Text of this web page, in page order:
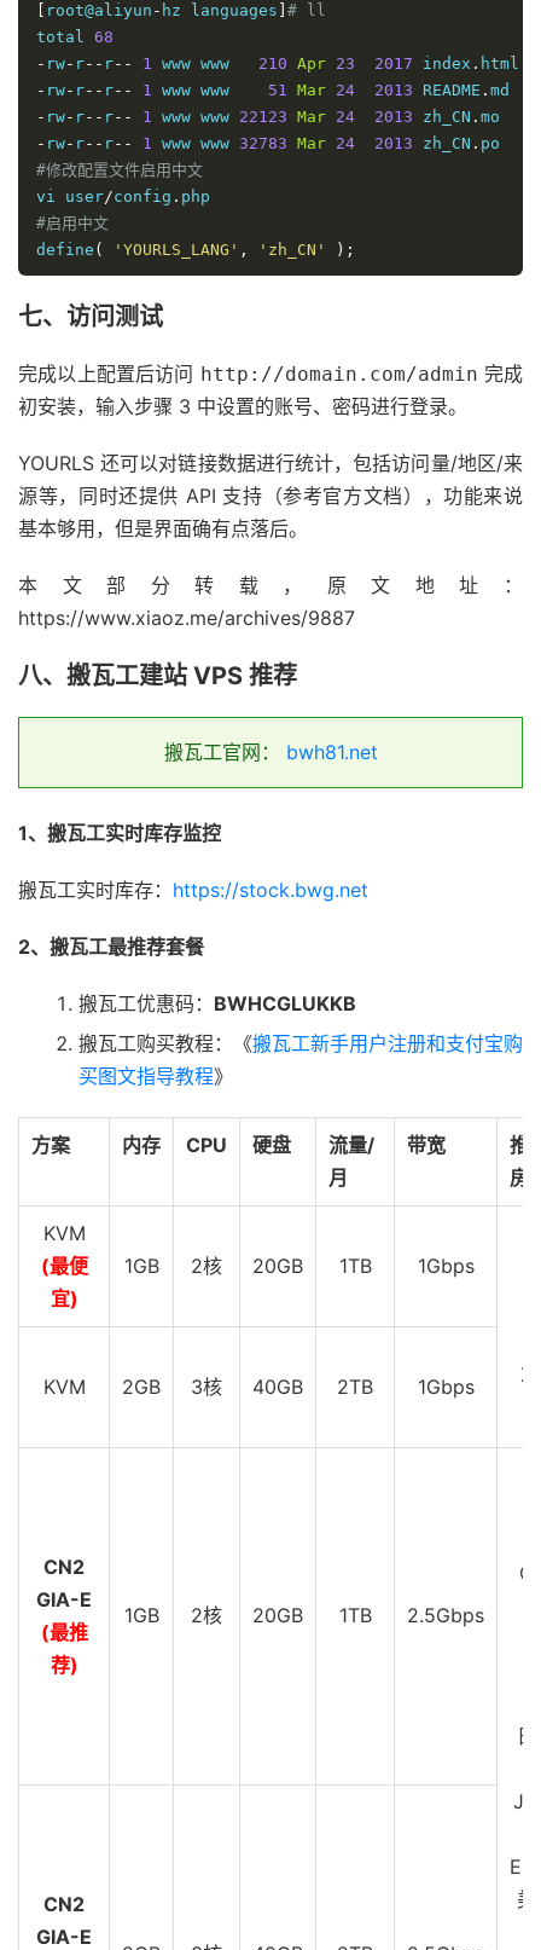
root@aliyun - hz languages # ll
total 68
- rw- r-- r-- 1 www www 210 Apr 23 2017 index .
- rw- r-- r-- 1 www www 51 Mar 24 2013 README .
- rw- r-- r-- 1 www www 22123 Mar 24 2013 zh_CN .
- rw- r-- r-- 1 www www 32783 Mar 24 2013 zh_CN .
#修改配置文件启用中文
vi user/config .
#启用中文
define ( 'YOURLS_LANG' , 'zh_CN' );
七、访问测试
完成以上配置后访问 http://domain.com/admin 完成
初安装，输入步骤 3 中设置的账号、密码进行登录。
YOURLS 还可以对链接数据进行统计，包括访问量/地区/来
源等，同时还提供 API 支持（参考官方文档），功能来说
基本够用，但是界面确有点落后。
本文部分转载，原文地址：
https://www.xiaoz.me/archives/9887
八、搬瓦工建站 VPS 推荐
搬瓦工官网： bwh81.net
1、搬瓦工实时库存监控
搬瓦工实时库存： https://stock.bwg.net
2、搬瓦工最推荐套餐
搬瓦工优惠码： BWHCGLUKKB
搬瓦工购买教程：《搬瓦工新手用户注册和支付宝购
买图文指导教程》
方案 内存 CPU 硬盘
流量/
月
带宽
推
房
KVM
(最便
宜)
1GB 2核 20GB 1TB 1Gbps
KVM 2GB 3核 40GB 2TB 1Gbps
CN2
GIA-E
(最推
荐)
1GB 2核 20GB 1TB 2.5Gbps
美
CN2
GIA-E